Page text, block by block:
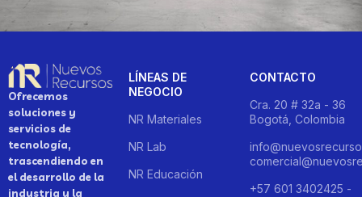
Decor
Rhoncus quisque sollicitudin
Ofrecemos
soluciones y
servicios de
tecnología,
trascendiendo en
el desarrollo de la
industria y la
LÍNEAS DE
NEGOCIO
NR Materiales
NR Lab
NR Educación
CONTACTO
Cra. 20 # 32a - 36
Bogotá, Colombia
+57 601 3402425 -